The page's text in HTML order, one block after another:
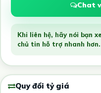
Chat
Khi liên hệ, hãy nói bạn
chủ tin hỗ trợ nhanh hơn.
Quy đổi tỷ giá